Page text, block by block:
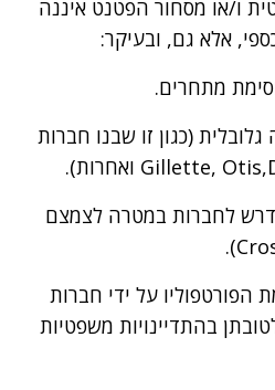
ו/או מסחור הפטנט איננה
אלא גם, ובעיקר:
מתחרים.
(כגון זו שבנו חברות
לחברות במטרה לצמצם
על ידי חברות
בהתדיינויות משפטיות